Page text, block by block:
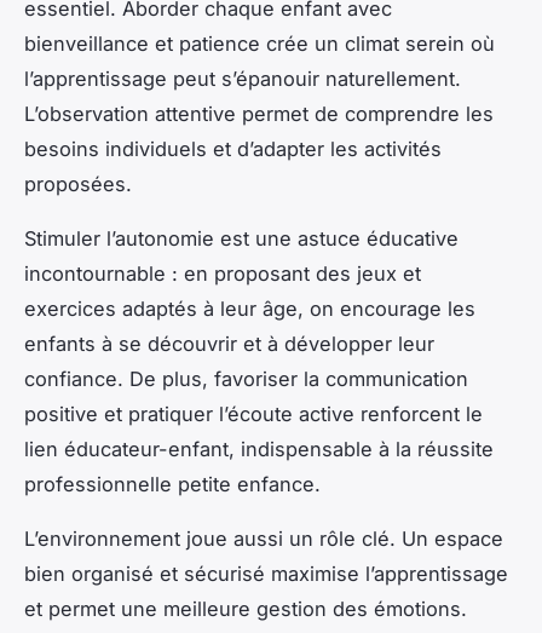
essentiel. Aborder chaque enfant avec
bienveillance et patience crée un climat serein où
l’apprentissage peut s’épanouir naturellement.
L’observation attentive permet de comprendre les
besoins individuels et d’adapter les activités
proposées.
Stimuler l’autonomie est une astuce éducative
incontournable : en proposant des jeux et
exercices adaptés à leur âge, on encourage les
enfants à se découvrir et à développer leur
confiance. De plus, favoriser la communication
positive et pratiquer l’écoute active renforcent le
lien éducateur-enfant, indispensable à la réussite
professionnelle petite enfance.
L’environnement joue aussi un rôle clé. Un espace
bien organisé et sécurisé maximise l’apprentissage
et permet une meilleure gestion des émotions.